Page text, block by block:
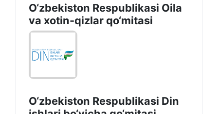
O‘zbekiston Respublikasi Oila
va xotin-qizlar qo‘mitasi
O‘zbekiston Respublikаsi Din